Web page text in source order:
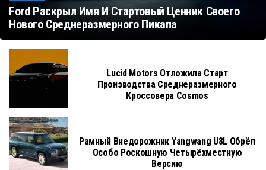
Ford Раскрыл Имя И Стартовый Ценник Своего
Нового Среднеразмерного Пикапа
Lucid Motors Отложила Старт
Производства Среднеразмерного
Кроссовера Cosmos
Рамный Внедорожник Yangwang U8L Обрёл
Особо Роскошную Четырёхместную
Версию